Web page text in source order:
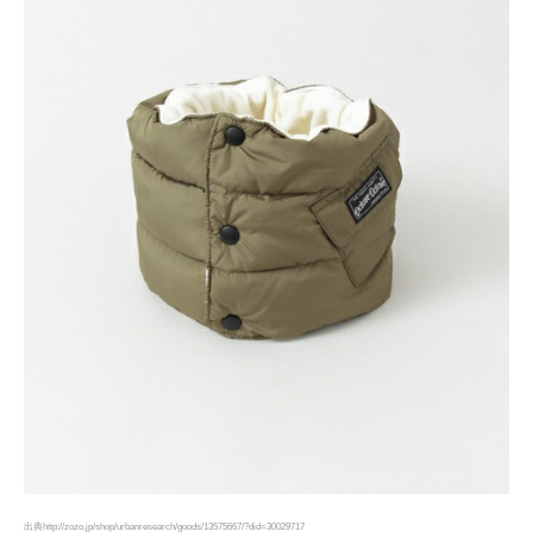
出典http://zozo.jp/shop/urbanresearch/goods/13575667/?did=30029717